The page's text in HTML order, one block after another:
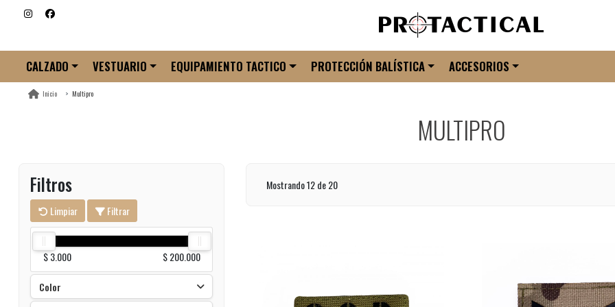
CALZADO VESTUARIO EQUIPAMIENTO TACTICO PROTECCIÓN BALÍSTICA ACCESORIOS
Inicio Multipro
MULTIPRO
Filtros
Limpiar Filtrar
$ 3.000 $ 200.000
Color
Mostrando 12 de 20